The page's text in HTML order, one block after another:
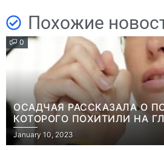
Похожие
0
ОСАДЧАЯ РАССКАЗАЛА О
КОТОРОГО ПОХИТИЛИ НА
“ОН ВЕСЬ УДАР ПРИНЯЛ НА
January 10, 2023